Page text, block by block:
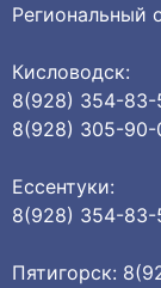
Региональный
Кисловодск:
8(928) 354-
8(928) 305-
Ессентуки:
8(928) 354-
Пятигорск: